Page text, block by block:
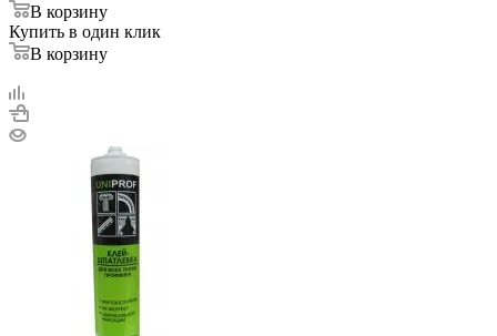
В корзину
Купить в один клик
В корзину